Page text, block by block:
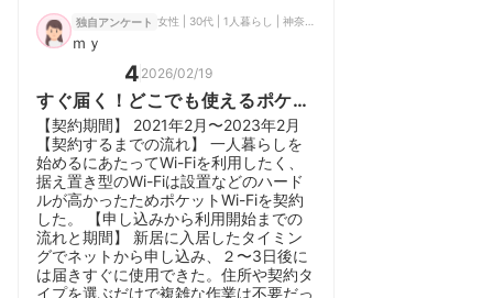
独自アンケート
ｍｙ
4 2026/02/19
すぐ届く！どこでも使えるポケッ
トWi-Fi！！
【契約期間】 2021年2月〜2023年2月
【契約するまでの流れ】 一人暮らしを
始めるにあたってWi-Fiを利用したく、
据え置き型のWi-Fiは設置などのハード
ルが高かったためポケットWi-Fiを契約
した。 【申し込みから利用開始までの
流れと期間】 新居に入居したタイミン
グでネットから申し込み、２〜3日後に
は届きすぐに使用できた。住所や契約タ
イプを選ぶだけで複雑な作業は不要だっ